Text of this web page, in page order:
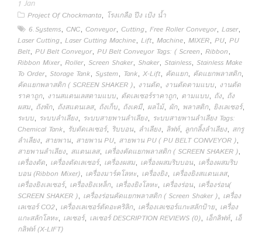
1 Jan
Project Of Chockmanta, โรงเกลือ ปึง เป้ง น้ำ
6.Systems, CNC, Conveyor, Cutting, Free Roller Conveyor, Laser,
Laser Cutting, Laser Cutting Machine, Lift, Machine, MIXER, PU, PU
Belt, PU Belt Conveyor, PU Belt Conveyor Tags: ( Screen, Ribbon,
Ribbon Mixer, Roller, Screen Shaker, Shaker, Stainless, Stainless Make
To Order, Storage Tank, System, Tank, X-Lift, คัดแยก, คัดแยกพลาสติก,
คัดแยกพลาสติก ( SCREEN SHAKER ), งานตัด, งานตัดตามแบบ, งานตัด
ราคาถูก, งานสแตนเลสตามแบบ, ตัดเลเซอร์ราคาถูก, ตามแบบ, ถัง, ถัง
ผสม, ถังพัก, ถังสแตนเลส, ถังเก็บ, ถังเคมี, ผลไม้, ผัก, พลาสติก, ยิงเลเซอร์,
ระบบ, ระบบลำเลียง, ระบบสายพานลำเลียง, ระบบสายพานลำเลียง Tags:
Chemical Tank, รับตัดเลเซอร์, ริบบอน, ลำเลียง, ลิฟท์, ลูกกลิ้งลำเลียง, สกรู
ลำเลียง, สายพาน, สายพาน PU, สายพาน PU ( PU BELT CONVEYOR ),
สายพานลำเลียง, สแตนเลส, เครื่องคัดแยกพลาสติก ( SCREEN SHAKER ),
เครื่องตัด, เครื่องตัดเลเซอร์, เครื่องผสม, เครื่องผสมริบบอน, เครื่องผสมริบ
บอน (Ribbon Mixer), เครื่องมาร์คโลหะ, เครื่องยิง, เครื่องยิงสแตนเลส,
เครื่องยิงเลเซอร์, เครื่องยิงเหล็ก, เครื่องยิงโลหะ, เครื่องร่อน, เครื่องร่อน(
SCREEN SHAKER ), เครื่องร่อนคัดแยกพลาสติก ( Screen Shaker ), เครื่อง
เลเซอร์ CO2, เครื่องเลเซอร์ตัดอะคริลิก, เครื่องเลเซอร์แกะสลักป้าย, เครื่อง
แกะสลักโลหะ, เลเซอร์, เลเซอร์ DESCRIPTION REVIEWS (0), เอ็กลิฟท์, เอ็
กลิฟท์ (X-LIFT)